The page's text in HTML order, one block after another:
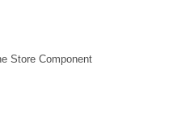
Store Component